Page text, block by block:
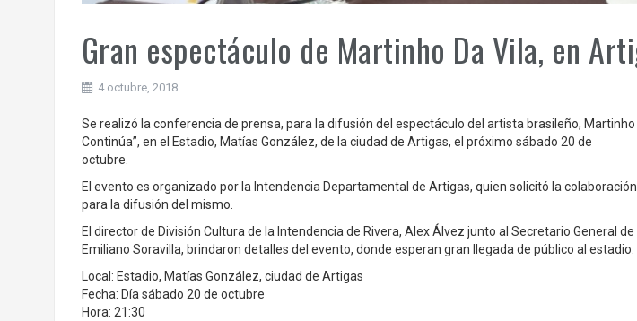
Gran espectáculo de Martinho Da Vila, en
4 octubre, 2018
Se realizó la conferencia de prensa, para la difusión del espectáculo del artista brasileño, Martinho
Continúa”, en el Estadio, Matías González, de la ciudad de Artigas, el próximo sábado 20 de
octubre.
El evento es organizado por la Intendencia Departamental de Artigas, quien solicitó la
para la difusión del mismo.
El director de División Cultura de la Intendencia de Rivera, Alex Álvez junto al Secretario General
Emiliano Soravilla, brindaron detalles del evento, donde esperan gran llegada de público al estadio.
Local: Estadio, Matías González, ciudad de Artigas
Fecha: Día sábado 20 de octubre
Hora: 21:30